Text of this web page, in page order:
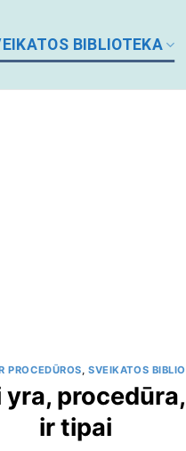
BIBLIOTEKA
PROCEDŪROS,SVEIKATOS
ir tipai